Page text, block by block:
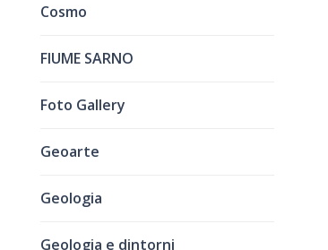
Cosmo
FIUME SARNO
Foto Gallery
Geoarte
Geologia
Geologia e dintorni